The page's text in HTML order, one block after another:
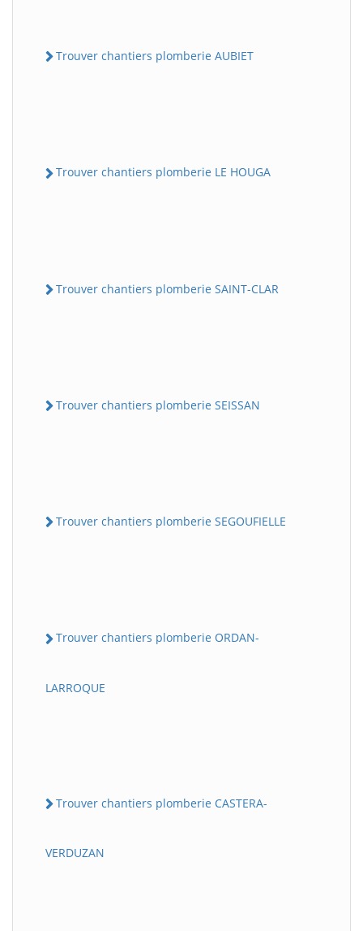
Trouver chantiers plomberie AUBIET
Trouver chantiers plomberie LE HOUGA
Trouver chantiers plomberie SAINT-CLAR
Trouver chantiers plomberie SEISSAN
Trouver chantiers plomberie SEGOUFIELLE
Trouver chantiers plomberie ORDAN-
LARROQUE
Trouver chantiers plomberie CASTERA-
VERDUZAN